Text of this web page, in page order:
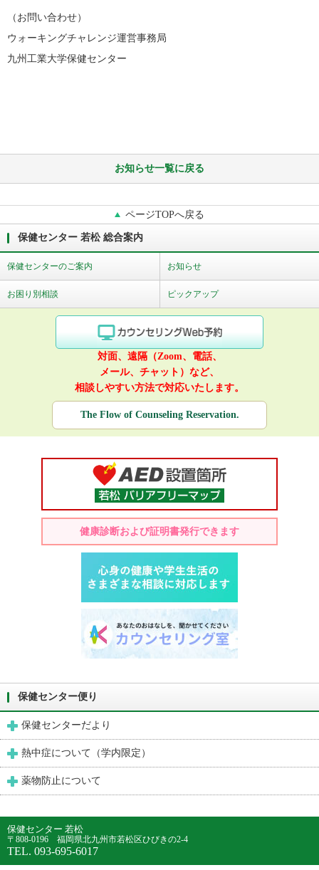
（お問い合わせ）
ウォーキングチャレンジ運営事務局
九州工業大学保健センター
お知らせ一覧に戻る
ページTOPへ戻る
保健センター 若松 総合案内
保健センターのご案内 お知らせ
お困り別相談 ピックアップ
対面、遠隔（Zoom、電話、
メール、チャット）など、
相談しやすい方法で対応いたします。
The Flow of Counseling Reservation.
健康診断および証明書発行できます
保健センター便り
保健センターだより
熱中症について（学内限定）
薬物防止について
保健センター 若松
〒808-0196 福岡県北九州市若松区ひびきの2-4
TEL. 093-695-6017